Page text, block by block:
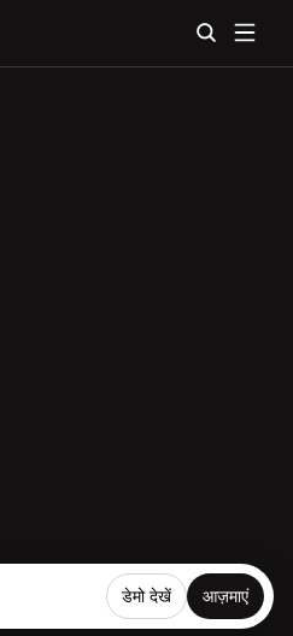
डेमो देखें आज़माएं